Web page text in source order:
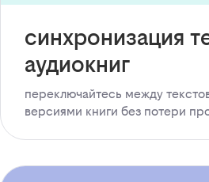
синхронизация
аудиокниг
переключайтесь между
версиями книги без потери